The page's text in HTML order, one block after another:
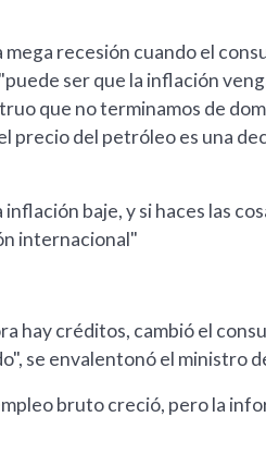
recesión cuando el
ser que la inflación
que no terminamos de
del petróleo es una
baje, y si haces las
internacional"
hay créditos, cambió el
se envalentonó el ministro
bruto creció, pero la